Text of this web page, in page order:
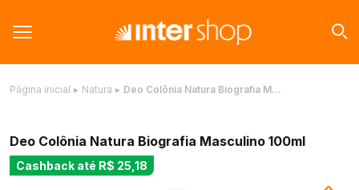
Página inicial ▸ Natura ▸ Deo Colônia Natura Biografia M…
Deo Colônia Natura Biografia Masculino 100ml
Cashback até R$ 25,18